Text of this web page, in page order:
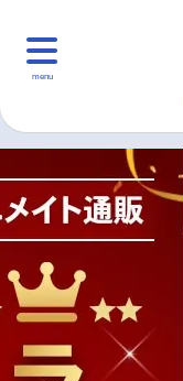
menu
マンガ・ラノベ